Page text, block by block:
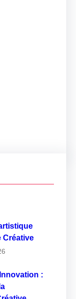
Créative
: